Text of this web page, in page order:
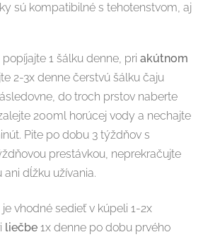
sú kompatibilné s tehotenstvom, aj
popíjajte 1 šálku denne, pri akútnom
2-3x denne čerstvú šálku čaju
do troch prstov naberte
200ml horúcej vody a nechajte
Pite po dobu 3 týždňov s
prestávkou, neprekračujte
dĺžku užívania.
je vhodné sedieť v kúpeli 1-2x
liečbe 1x denne po dobu prvého